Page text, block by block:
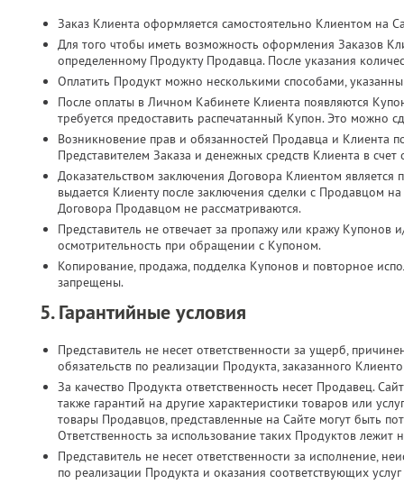
Заказ Клиента оформляется самостоятельно Клиентом на
Для того чтобы иметь возможность оформления Заказов
определенному Продукту Продавца. После указания
Оплатить Продукт можно несколькими способами,
После оплаты в Личном Кабинете Клиента появляются
требуется предоставить распечатанный Купон. Это можно
Возникновение прав и обязанностей Продавца и Клиента
Представителем Заказа и денежных средств Клиента в
Доказательством заключения Договора Клиентом
выдается Клиенту после заключения сделки с Продавцом
Договора Продавцом не рассматриваются.
Представитель не отвечает за пропажу или кражу
осмотрительность при обращении с Купоном.
Копирование, продажа, подделка Купонов и повторное
запрещены.
5. Гарантийные условия
Представитель не несет ответственности за ущерб,
обязательств по реализации Продукта, заказанного
За качество Продукта ответственность несет Продавец.
также гарантий на другие характеристики товаров или
товары Продавцов, представленные на Сайте могут быть
Ответственность за использование таких Продуктов лежит
Представитель не несет ответственности за исполнение,
по реализации Продукта и оказания соответствующих